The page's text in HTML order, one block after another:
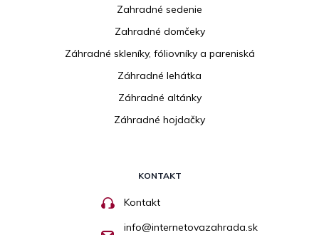
Zahradné sedenie
Zahradné domčeky
Záhradné skleníky, fóliovníky a pareniská
Záhradné lehátka
Záhradné altánky
Záhradné hojdačky
KONTAKT
Kontakt
info@internetovazahrada.sk